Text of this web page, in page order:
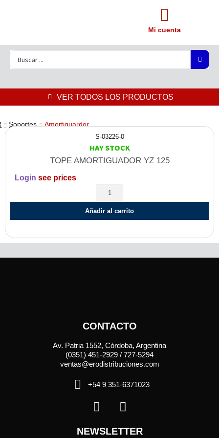
Mi cuenta
VER TODOS LOS PRODUCTOS
Soportes Amortiguardor
S-03226-0
HAY STOCK
TOPE AMORTIGUADOR YZ 125
Login see prices
Añadir al carrito
CONTACTO
Av. Patria 1552, Córdoba, Argentina
(0351) 451-2929 / 727-5294
ventas@erodistribuciones.com
+54 9 351-6371023
NEWSLETTER